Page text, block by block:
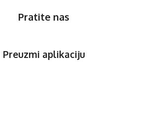
Pratite nas
Preuzmi aplikaciju